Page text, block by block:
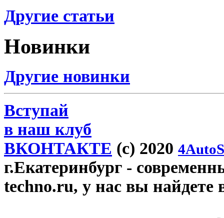
Другие статьи
Новинки
Другие новинки
Вступай
в наш клуб
ВКОНТАКТЕ (c) 2020
г.Екатеринбург -
techno.ru, у нас вы найдете